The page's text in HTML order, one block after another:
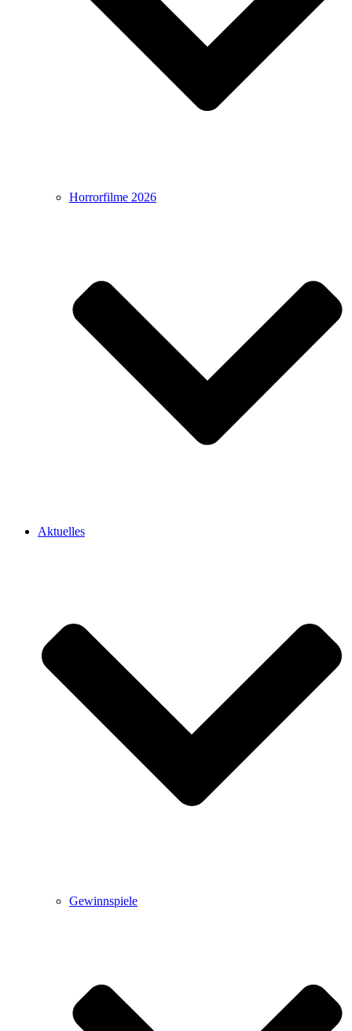
Horrorfilme 2026
Aktuelles
Gewinnspiele